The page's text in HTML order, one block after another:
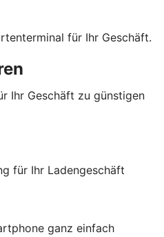
für Ihr Geschäft.
Ihr Geschäft zu günstigen
für Ihr Ladengeschäft
ganz einfach